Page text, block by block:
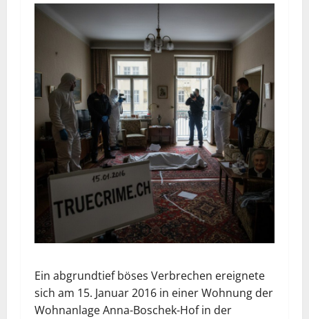
Ein abgrundtief böses Verbrechen ereignete
sich am 15. Januar 2016 in einer Wohnung der
Wohnanlage Anna-Boschek-Hof in der